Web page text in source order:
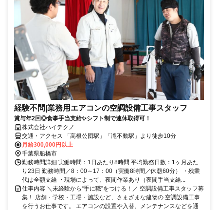
経験不問|業務用エアコンの空調設備工事スタッフ
賞与年2回◎食事手当支給✨シフト制で連休取得可！
株式会社ハイテクノ
交通・アクセス 「高根公団駅」「滝不動駅」より徒歩10分
月給300,000円以上
千葉県船橋市
勤務時間詳細 実働時間：1日あたり8時間 平均勤務日数：1ヶ月あた
り23日 勤務時間／8：00～17：00（実働8時間／休憩60分） ・残業
代は全額支給 ・現場によって、夜間作業あり（夜間手当支給...
仕事内容 ＼未経験から“手に職”をつける！／ 空調設備工事スタッフ募
集！ 店舗・学校・工場・施設など、さまざまな建物の 空調設備工事
を行うお仕事です。 エアコンの設置や入替、メンテナンスなどを通